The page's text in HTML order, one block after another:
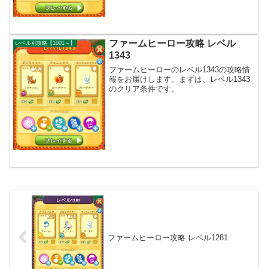
レベル別攻略【1001～】
ファームヒーロー攻略 レベル
1343
ファームヒーローのレベル1343の攻略情
報をお届けします。まずは、レベル1343
のクリア条件です。
ファームヒーロー攻略 レベル1281